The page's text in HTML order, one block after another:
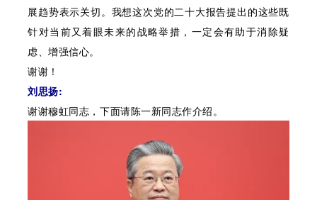
展趋势表示关切。我想这次党的二十大报告提出的这些既
针对当前又着眼未来的战略举措，一定会有助于消除疑
虑、增强信心。
谢谢！
刘思扬:
谢谢穆虹同志，下面请陈一新同志作介绍。